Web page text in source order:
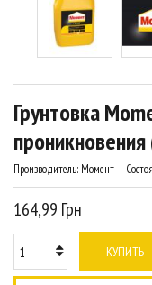
Грунтовка
Производитель: Момент
164,99 Грн
КУПИТЬ